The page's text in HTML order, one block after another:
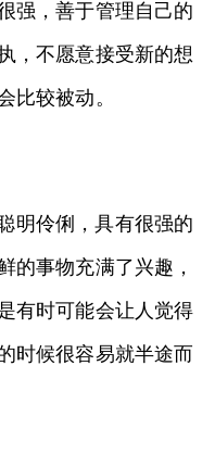
强，善于管理自己的
，不愿意接受新的想
比较被动。
明伶俐，具有很强的
的事物充满了兴趣，
有时可能会让人觉得
时候很容易就半途而